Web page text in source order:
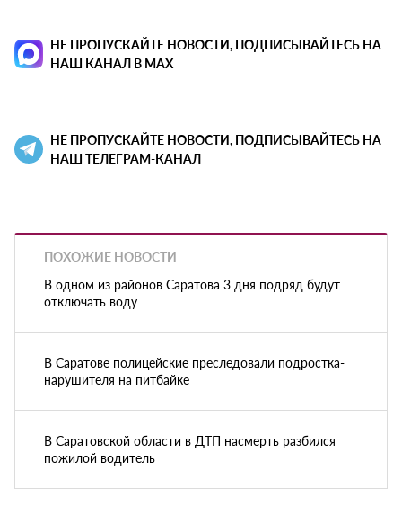
НЕ ПРОПУСКАЙТЕ НОВОСТИ, ПОДПИСЫВАЙТЕСЬ НА
НАШ КАНАЛ В MAX
НЕ ПРОПУСКАЙТЕ НОВОСТИ, ПОДПИСЫВАЙТЕСЬ НА
НАШ ТЕЛЕГРАМ-КАНАЛ
ПОХОЖИЕ НОВОСТИ
В одном из районов Саратова 3 дня подряд будут
отключать воду
В Саратове полицейские преследовали подростка-
нарушителя на питбайке
В Саратовской области в ДТП насмерть разбился
пожилой водитель